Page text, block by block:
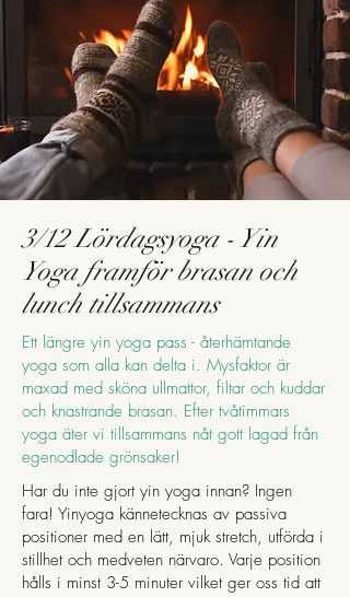
3/12 Lördagsyoga - Yin
Yoga framför brasan och
lunch tillsammans
Ett längre yin yoga pass - återhämtande
yoga som alla kan delta i. Mysfaktor är
maxad med sköna ullmattor, filtar och kuddar
och knastrande brasan. Efter tvåtimmars
yoga äter vi tillsammans nåt gott lagad från
egenodlade grönsaker!
Har du inte gjort yin yoga innan? Ingen
fara! Yinyoga kännetecknas av passiva
positioner med en lätt, mjuk stretch, utförda i
stillhet och medveten närvaro. Varje position
hålls i minst 3-5 minuter vilket ger oss tid att